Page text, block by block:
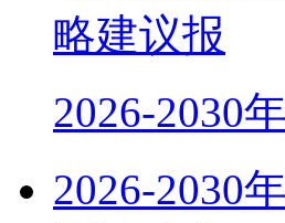
略建议报
2026-2030
2026-2030